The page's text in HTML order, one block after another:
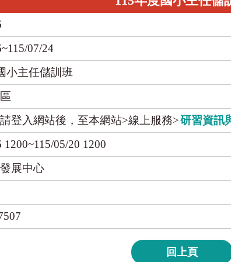
07/24
小主任儲訓班
登入網站後，至本網站>線上服務>研習資訊
1200~115/05/20 1200
展中心
回上頁